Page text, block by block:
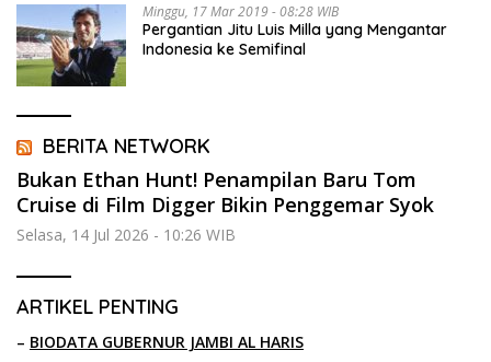
Minggu, 17 Mar 2019 - 08:28 WIB
Pergantian Jitu Luis Milla yang Mengantar
Indonesia ke Semifinal
BERITA NETWORK
Bukan Ethan Hunt! Penampilan Baru Tom
Cruise di Film Digger Bikin Penggemar Syok
Selasa, 14 Jul 2026 - 10:26 WIB
ARTIKEL PENTING
– BIODATA GUBERNUR JAMBI AL HARIS